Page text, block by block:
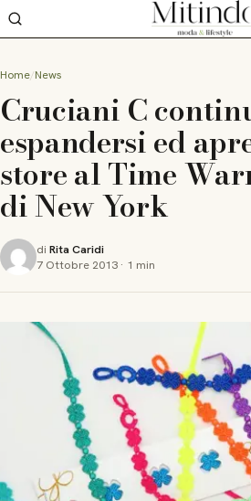
Home News
Cruciani C
espandersi ed
store al Time
di New York
di Rita Caridi
7 Ottobre 2013 · 1 min